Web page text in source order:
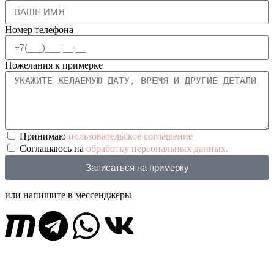
Номер телефона
Пожелания к примерке
Принимаю пользовательское соглашение
Соглашаюсь на обработку персональных данных.
Записаться на примерку
или напишите в мессенджеры